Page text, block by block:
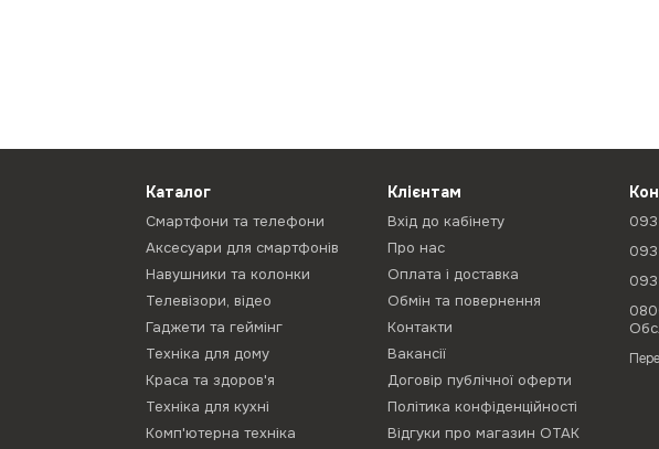
Каталог
Смартфони та телефони
Аксесуари для смартфонів
Навушники та колонки
Телевізори, відео
Гаджети та геймінг
Техніка для дому
Краса та здоров'я
Техніка для кухні
Комп'ютерна техніка
Клієнтам
Вхід до кабінету
Про нас
Оплата і доставка
Обмін та повернення
Контакти
Вакансії
Договір публічної оферти
Політика конфіденційності
Відгуки про магазин ОТАК
093
093
093